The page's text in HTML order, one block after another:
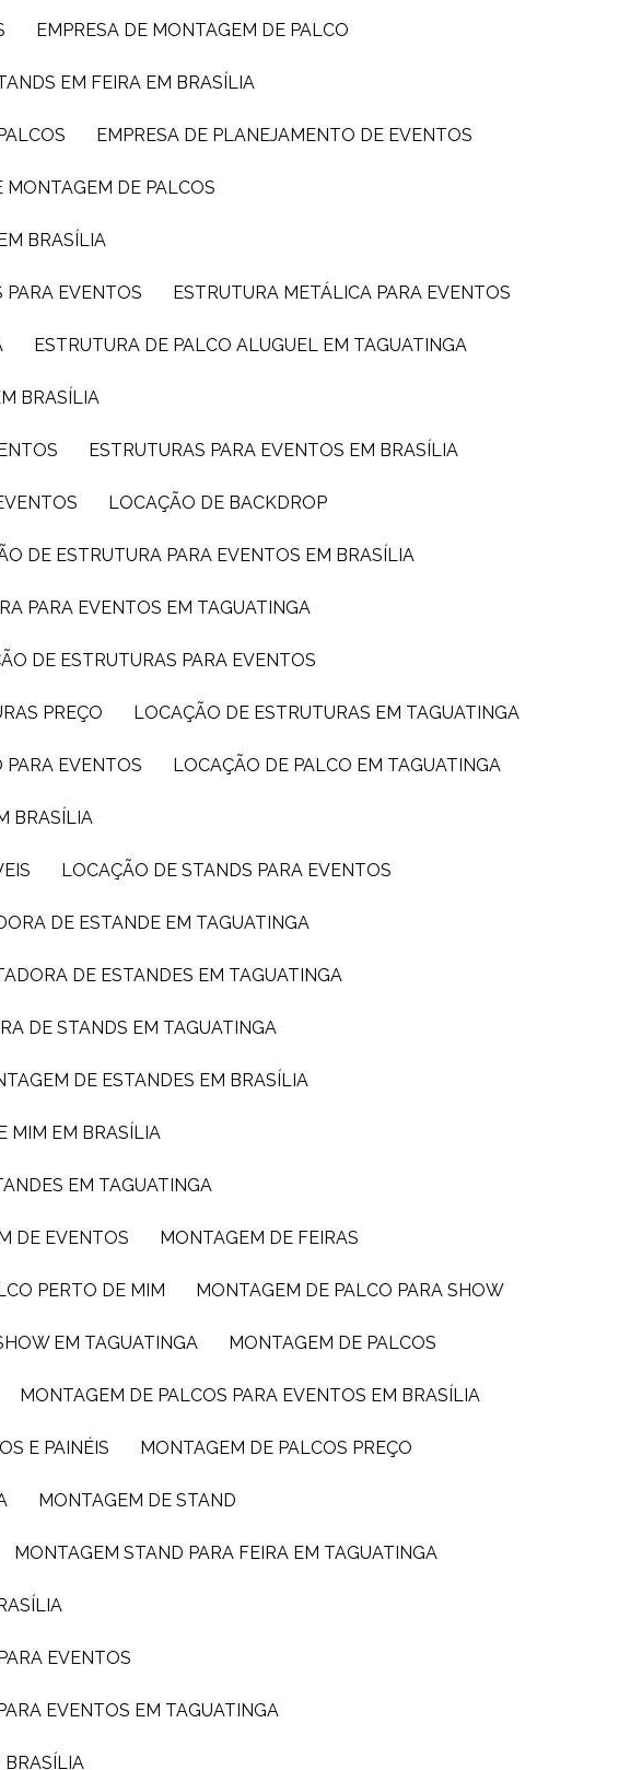
EMPRESA DE MONTAGEM DE PALCO
EM FEIRA EM BRASÍLIA
EMPRESA DE PLANEJAMENTO DE EVENTOS
MONTAGEM DE PALCOS
BRASÍLIA
PARA EVENTOS ESTRUTURA METÁLICA PARA EVENTOS
ESTRUTURA DE PALCO ALUGUEL EM TAGUATINGA
BRASÍLIA
ESTRUTURAS PARA EVENTOS EM BRASÍLIA
LOCAÇÃO DE BACKDROP
DE ESTRUTURA PARA EVENTOS EM BRASÍLIA
PARA EVENTOS EM TAGUATINGA
DE ESTRUTURAS PARA EVENTOS
PREÇO LOCAÇÃO DE ESTRUTURAS EM TAGUATINGA
PARA EVENTOS LOCAÇÃO DE PALCO EM TAGUATINGA
BRASÍLIA
LOCAÇÃO DE STANDS PARA EVENTOS
DE ESTANDE EM TAGUATINGA
DE ESTANDES EM TAGUATINGA
DE STANDS EM TAGUATINGA
DE ESTANDES EM BRASÍLIA
MIM EM BRASÍLIA
EM TAGUATINGA
DE EVENTOS MONTAGEM DE FEIRAS
PERTO DE MIM MONTAGEM DE PALCO PARA SHOW
EM TAGUATINGA MONTAGEM DE PALCOS
MONTAGEM DE PALCOS PARA EVENTOS EM BRASÍLIA
E PAINÉIS MONTAGEM DE PALCOS PREÇO
MONTAGEM DE STAND
MONTAGEM STAND PARA FEIRA EM TAGUATINGA
EVENTOS
EVENTOS EM TAGUATINGA
BRASÍLIA